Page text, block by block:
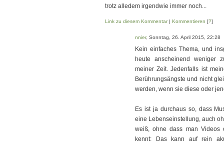
trotz alledem irgendwie immer noch...
Link zu diesem Kommentar| Kommentieren [?]
nnier, Sonntag, 26. April 2015, 22:28
Kein einfaches Thema, und
heute anscheinend weniger
meiner Zeit. Jedenfalls ist
Berührungsängste und nicht
werden, wenn sie diese oder
Es ist ja durchaus so, dass
eine Lebenseinstellung, auch
weiß, ohne dass man Videos
kennt: Das kann auf rein